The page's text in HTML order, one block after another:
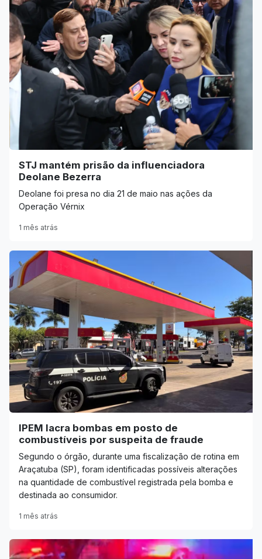
STJ mantém prisão da influenciadora
Deolane Bezerra
Deolane foi presa no dia 21 de maio nas ações da
Operação Vérnix
1 mês atrás
IPEM lacra bombas em posto de
combustíveis por suspeita de fraude
Segundo o órgão, durante uma fiscalização de rotina em
Araçatuba (SP), foram identificadas possíveis alterações
na quantidade de combustível registrada pela bomba e
destinada ao consumidor.
1 mês atrás